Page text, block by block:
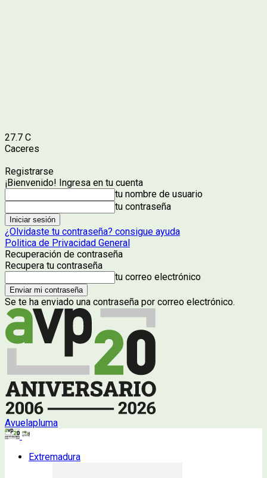
27.7 C
Caceres
Registrarse
¡Bienvenido! Ingresa en tu cuenta
tu nombre de usuario
tu contraseña
¿Olvidaste tu contraseña? consigue ayuda
Politica de Privacidad General
Recuperación de contraseña
Recupera tu contraseña
tu correo electrónico
Se te ha enviado una contraseña por correo electrónico.
Avuelapluma
Extremadura